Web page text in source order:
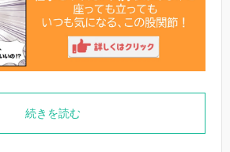
続きを読む